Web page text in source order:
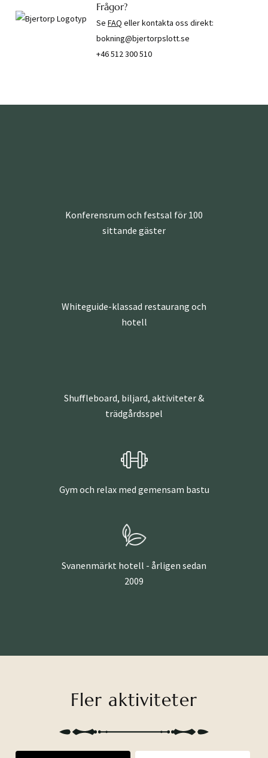
Frågor?
Se FAQ eller kontakta oss direkt:
bokning@bjertorpslott.se
+46 512 300 510
Konferensrum och festsal för 100
sittande gäster
Whiteguide-klassad restaurang och
hotell
Shuffleboard, biljard, aktiviteter &
trädgårdsspel
Gym och relax med gemensam bastu
Svanenmärkt hotell - årligen sedan
2009
Fler aktiviteter